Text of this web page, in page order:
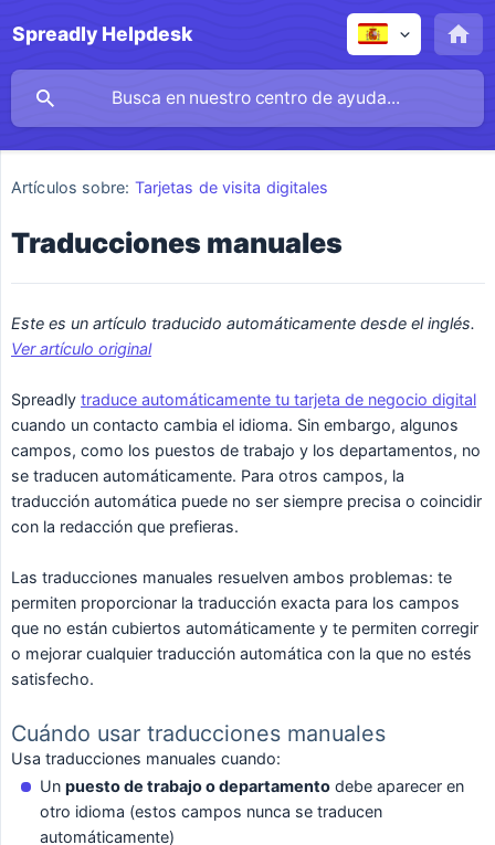
Spreadly Helpdesk
Artículos sobre: Tarjetas de visita digitales
Traducciones manuales
Ver artículo original
Spreadly traduce automáticamente tu tarjeta de negocio digital
cuando un contacto cambia el idioma. Sin embargo, algunos
campos, como los puestos de trabajo y los departamentos, no
se traducen automáticamente. Para otros campos, la
traducción automática puede no ser siempre precisa o coincidir
con la redacción que prefieras.
Las traducciones manuales resuelven ambos problemas: te
permiten proporcionar la traducción exacta para los campos
que no están cubiertos automáticamente y te permiten corregir
o mejorar cualquier traducción automática con la que no estés
satisfecho.
Cuándo usar traducciones manuales
Usa traducciones manuales cuando:
Un puesto de trabajo o departamento debe aparecer en
otro idioma (estos campos nunca se traducen
automáticamente)